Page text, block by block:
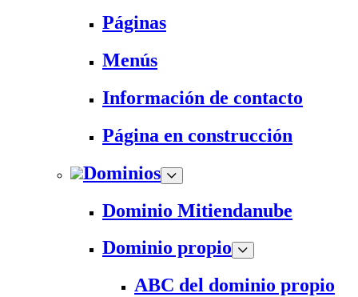
Páginas
Menús
Información de contacto
Página en construcción
Dominios
Dominio Mitiendanube
Dominio propio
ABC del dominio propio